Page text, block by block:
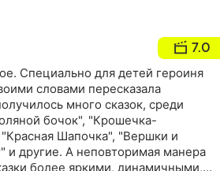
7.0
Специально для детей героиня
словами пересказала
много сказок, среди
бочок", "Крошечка-
Шапочка", "Вершки и
и другие. А неповторимая манера
более яркими, динамичными,